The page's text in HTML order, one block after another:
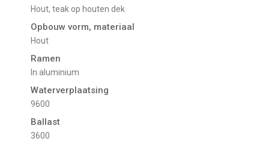
Hout, teak op houten dek
Opbouw vorm, materiaal
Hout
Ramen
In aluminium
Waterverplaatsing
9600
Ballast
3600